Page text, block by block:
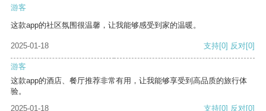
游客
这款app的社区氛围很温馨，让我能够感受到家的温暖。
2025-01-18 支持[0] 反对[0]
游客
这款app的酒店、餐厅推荐非常有用，让我能够享受到高品质的旅行体
验。
2025-01-18
支持[0] 反对[0]